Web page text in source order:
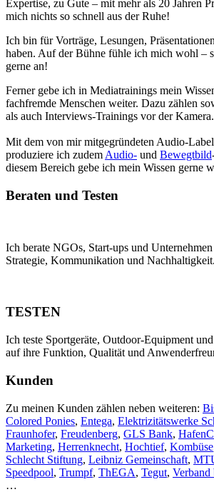
Expertise, zu Gute – mit mehr als 20 Jahren
mich nichts so schnell aus der Ruhe!
Ich bin für Vorträge, Lesungen,
haben. Auf der Bühne fühle ich mich wohl –
gerne an!
Ferner gebe ich in Mediatrainings mein
fachfremde Menschen weiter. Dazu zählen
als auch Interviews-Trainings vor der Kamera.
Mit dem von mir mitgegründeten Audio-Label
produziere ich zudem Audio- und Bewegtbild
diesem Bereich gebe ich mein Wissen gerne
Beraten und Testen
Ich berate NGOs, Start-ups und
Strategie, Kommunikation und Nachhaltigkeit.
TESTEN
Ich teste Sportgeräte, Outdoor-Equipment
auf ihre Funktion, Qualität und
Kunden
Zu meinen Kunden zählen neben weiteren:
Colored Ponies, Entega, Elektrizitätswerke
Fraunhofer, Freudenberg, GLS Bank,
Marketing, Herrenknecht, Hochtief, Kombüse
Schlecht Stiftung, Leibniz Gemeinschaft,
Speedpool, Trumpf, ThEGA, Tegut, Verband
…